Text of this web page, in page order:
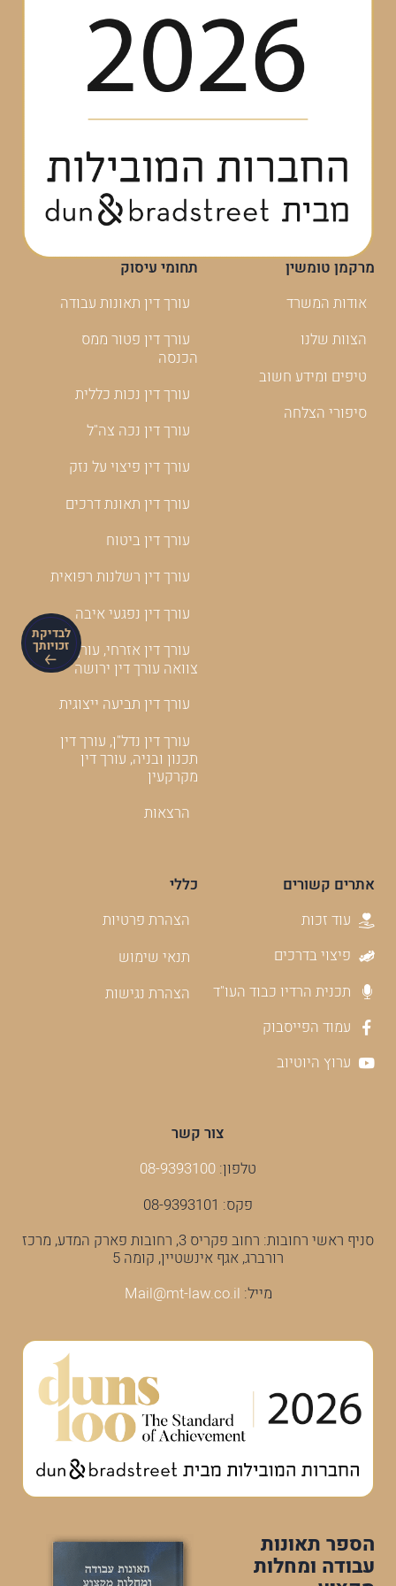
לבדיקת
זכויותך
מרקמן טומשין
אודות המשרד
הצוות שלנו
טיפים ומידע חשוב
סיפורי הצלחה
תחומי עיסוק
עורך דין תאונות עבודה
עורך דין פטור ממס
הכנסה
עורך דין נכות כללית
עורך דין נכה צה"ל
עורך דין פיצוי על נזק
עורך דין תאונת דרכים
עורך דין ביטוח
עורך דין רשלנות רפואית
עורך דין נפגעי איבה
עורך דין אזרחי, עורך דין
צוואה עורך דין ירושה
עורך דין תביעה ייצוגית
עורך דין נדל"ן, עורך דין
תכנון ובניה, עורך דין
מקרקעין
הרצאות
אתרים קשורים
עוד זכות
פיצוי בדרכים
תכנית הרדיו כבוד העו"ד
עמוד הפייסבוק
ערוץ היוטיוב
כללי
הצהרת פרטיות
תנאי שימוש
הצהרת נגישות
צור קשר
טלפון: 08-9393100
פקס: 08-9393101
סניף ראשי רחובות: רחוב פקריס 3, רחובות פארק המדע, מרכז
רורברג, אגף אינשטיין, קומה 5
מייל: Mail@mt-law.co.il
הספר תאונות
עבודה ומחלות